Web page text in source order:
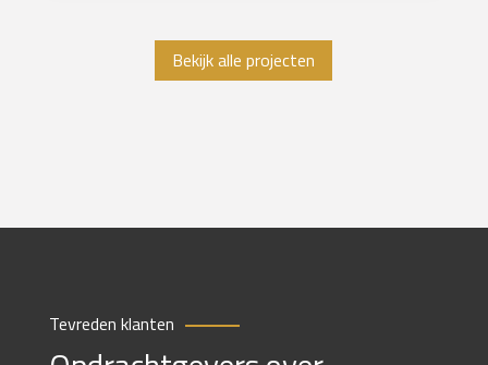
Bekijk alle projecten
Tevreden klanten